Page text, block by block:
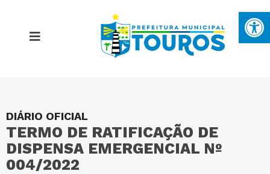
DIÁRIO OFICIAL
TERMO DE RATIFICAÇÃO DE
DISPENSA EMERGENCIAL Nº
004/2022
MAPA DO SITE
PORTAL DA TRANSPARÊNCIA